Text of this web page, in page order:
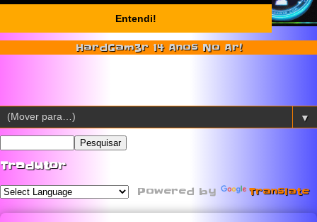
Entendi!
HardGam3r 14 Anos No Ar!
▼
Tradutor
Powered by Translate